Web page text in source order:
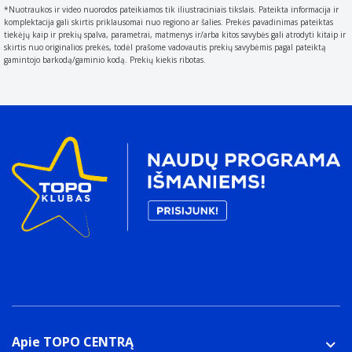
image sensor (CCD) to record light
8 MP
Didžiausia vaizdo raiška
Resolution is the amount of detail held by an image.
3264 x 2448 pikseliai
This camera function compensates for slight shaking
movements caused by an unstable position and
ensures smooth footage even in suboptimal
conditions.
Lęšių sistema
1,8
The way in which a camera lens is constructed.
*Nuotraukos ir video nuorodos pateikiamos tik iliustraciniais tikslais. Pateikta informacija ir
komplektacija gali skirtis priklausomai nuo regiono ar šalies. Prekės pavadinimas pateiktas
tiekėjų kaip ir prekių spalva, parametrai, matmenys ir/arba kitos savybės gali atrodyti kitaip ir
skirtis nuo originalios prekės, todėl prašome vadovautis prekių savybėmis pagal pateiktą
gamintojo barkodą/gaminio kodą. Prekių kiekis ribotas.
Apie TOPO CENTRĄ